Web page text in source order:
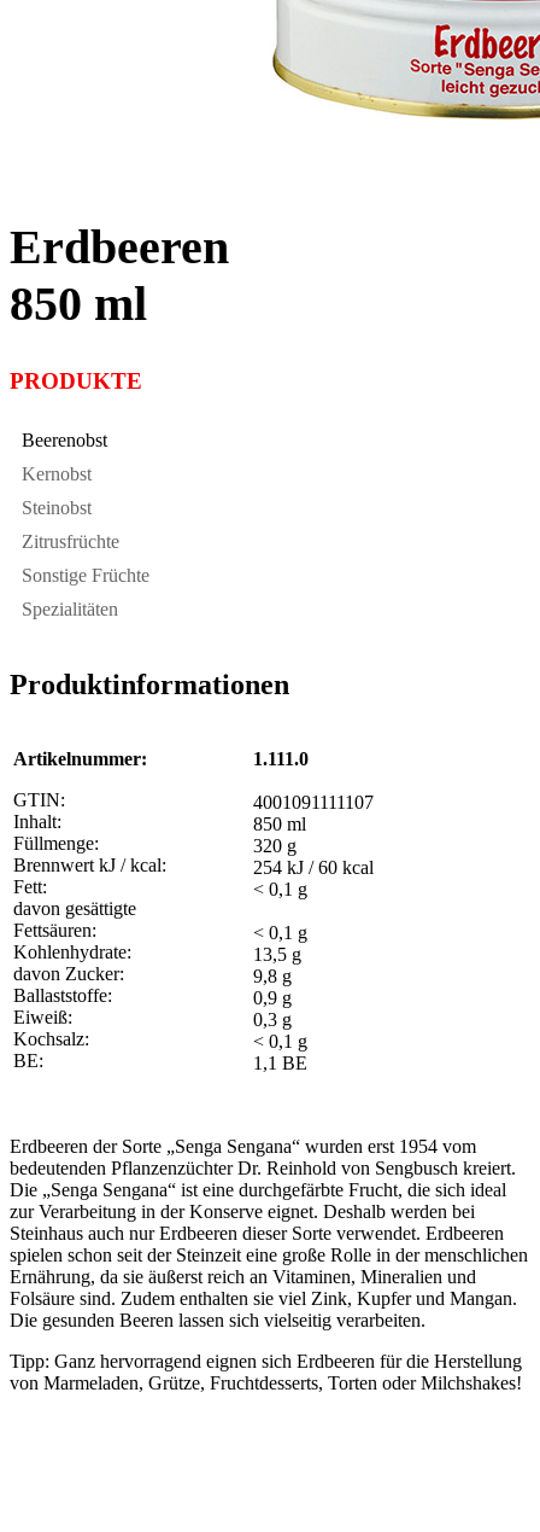
Erdbeeren
850 ml
PRODUKTE
Beerenobst
Kernobst
Steinobst
Zitrusfrüchte
Sonstige Früchte
Spezialitäten
Produktinformationen
Artikelnummer:
GTIN:
Inhalt:
Füllmenge:
Brennwert kJ / kcal:
Fett:
davon gesättigte
Fettsäuren:
Kohlenhydrate:
davon Zucker:
Ballaststoffe:
Eiweiß:
Kochsalz:
BE:
1.111.0
4001091111107
850 ml
320 g
254 kJ / 60 kcal
< 0,1 g
< 0,1 g
13,5 g
9,8 g
0,9 g
0,3 g
< 0,1 g
1,1 BE
Erdbeeren der Sorte „Senga Sengana“ wurden erst 1954 vom
bedeutenden Pflanzenzüchter Dr. Reinhold von Sengbusch kreiert.
Die „Senga Sengana“ ist eine durchgefärbte Frucht, die sich ideal
zur Verarbeitung in der Konserve eignet. Deshalb werden bei
Steinhaus auch nur Erdbeeren dieser Sorte verwendet. Erdbeeren
spielen schon seit der Steinzeit eine große Rolle in der menschlichen
Ernährung, da sie äußerst reich an Vitaminen, Mineralien und
Folsäure sind. Zudem enthalten sie viel Zink, Kupfer und Mangan.
Die gesunden Beeren lassen sich vielseitig verarbeiten.
Tipp: Ganz hervorragend eignen sich Erdbeeren für die Herstellung
von Marmeladen, Grütze, Fruchtdesserts, Torten oder Milchshakes!